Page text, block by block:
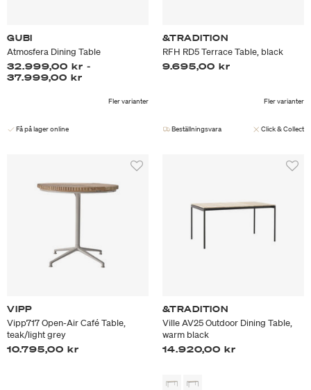
GUBI
Atmosfera Dining Table
32.999,00 kr -
37.999,00 kr
Fler varianter
Få på lager online
&TRADITION
RFH RD5 Terrace Table, black
9.695,00 kr
Fler varianter
Beställningsvara Click & Collect
VIPP
Vipp717 Open-Air Café Table,
teak/light grey
10.795,00 kr
&TRADITION
Ville AV25 Outdoor Dining Table,
warm black
14.920,00 kr